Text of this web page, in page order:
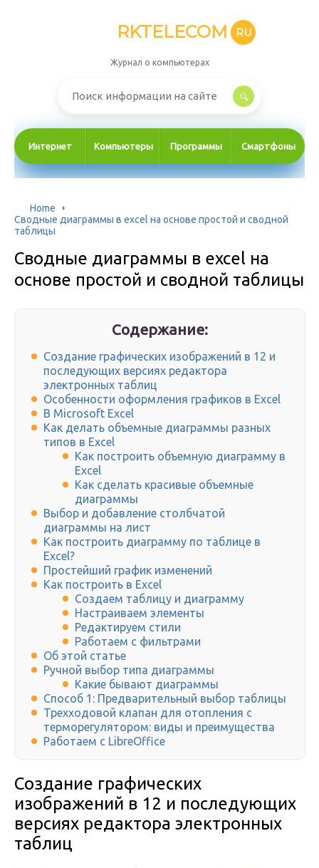
RKTELECOM RU
Журнал о компьютерах
Интернет Компьютеры Программы Смартфоны
Home
Сводные диаграммы в excel на основе простой и сводной
таблицы
Сводные диаграммы в excel на
основе простой и сводной таблицы
Содержание:
Создание графических изображений в 12 и
последующих версиях редактора
электронных таблиц
Особенности оформления графиков в Excel
В Microsoft Excel
Как делать объемные диаграммы разных
типов в Excel
Как построить объемную диаграмму в
Excel
Как сделать красивые объемные
диаграммы
Выбор и добавление столбчатой
диаграммы на лист
Как построить диаграмму по таблице в
Excel?
Простейший график изменений
Как построить в Excel
Создаем таблицу и диаграмму
Настраиваем элементы
Редактируем стили
Работаем с фильтрами
Об этой статье
Ручной выбор типа диаграммы
Какие бывают диаграммы
Способ 1: Предварительный выбор таблицы
Трехходовой клапан для отопления с
терморегулятором: виды и преимущества
Работаем с LibreOffice
Создание графических
изображений в 12 и последующих
версиях редактора электронных
таблиц